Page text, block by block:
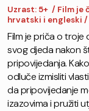
Uzrast: 5+ / Film
hrvatski i engleski
Film je priča o
svog djeda nakon
pripovijedanja.
odluče izmisliti
da pripovijedanje
izazovima i pružiti